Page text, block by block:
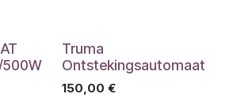
Truma
Ontstekingsautomaat
150,00 €